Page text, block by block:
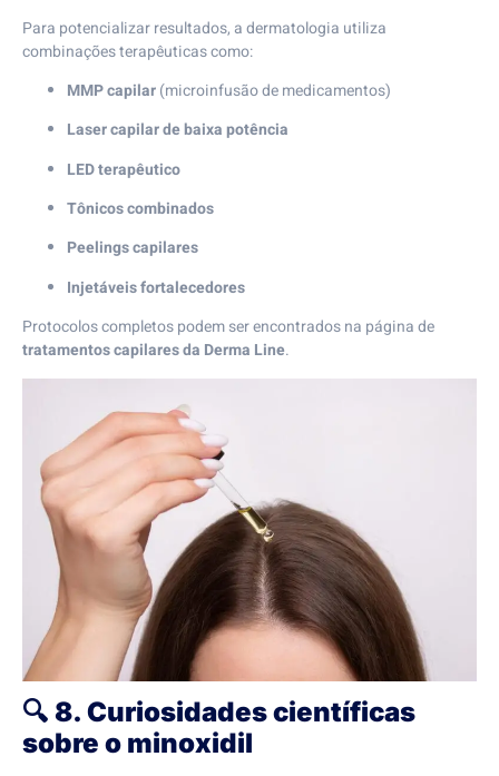
Para potencializar resultados, a dermatologia utiliza
combinações terapêuticas como:
MMP capilar(microinfusão de medicamentos)
Laser capilar de baixa potência
LED terapêutico
Tônicos combinados
Peelings capilares
Injetáveis fortalecedores
Protocolos completos podem ser encontrados na página de
tratamentos capilares da Derma Line.
🔍 8. Curiosidades científicas
sobre o minoxidil